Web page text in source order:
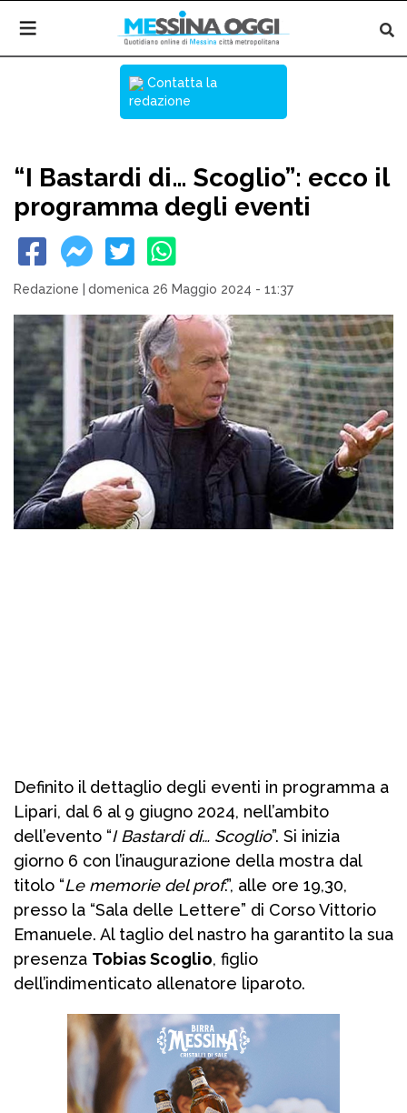
Contatta la
redazione
“I Bastardi di… Scoglio”: ecco il
programma degli eventi
Redazione domenica 26 Maggio 2024 - 11:37
Definito il dettaglio degli eventi in programma a
Lipari, dal 6 al 9 giugno 2024, nell’ambito
dell’evento “I Bastardi di… Scoglio”. Si inizia
giorno 6 con l’inaugurazione della mostra dal
titolo “Le memorie del prof.”, alle ore 19,30,
presso la “Sala delle Lettere” di Corso Vittorio
Emanuele. Al taglio del nastro ha garantito la sua
presenza Tobias Scoglio, figlio
dell’indimenticato allenatore liparoto.